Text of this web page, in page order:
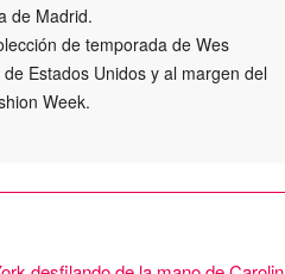
de Madrid.
de temporada de Wes
Estados Unidos y al margen del
Week.